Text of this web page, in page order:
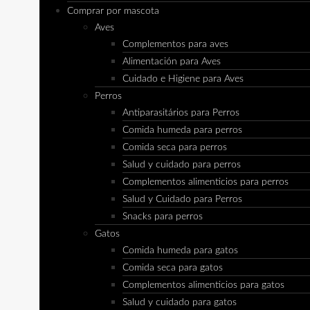
Comprar por mascota
Aves
Complementos para aves
Alimentación para Aves
Cuidado e Higiene para Aves
Perros
Antiparasitários para Perros
Comida humeda para perros
Comida seca para perros
Salud y cuidado para perros
Complementos alimenticios para perros
Salud y Cuidado para Perros
Snacks para perros
Gatos
Comida humeda para gatos
Comida seca para gatos
Complementos alimenticios para gatos
Salud y cuidado para gatos